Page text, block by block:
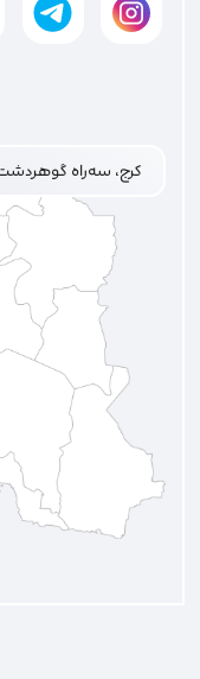
کرج، سه‌راه گوهردشت،